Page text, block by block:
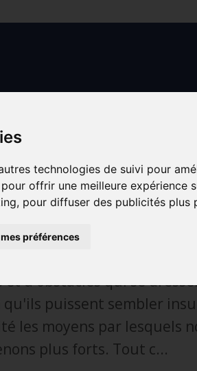
technologies de suivi pour
pour offrir une meilleure expérience
, pour diffuser des publicités plus
préférences
d’eau
Obstacle Opportunité
2023
et d'obstacles qui se
qu'ils puissent sembler
les moyens par lesquels
plus forts. Tout c...